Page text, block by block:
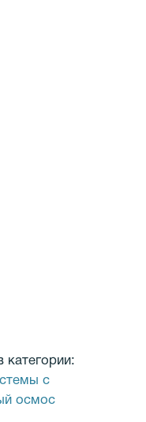
категории:
с
осмос